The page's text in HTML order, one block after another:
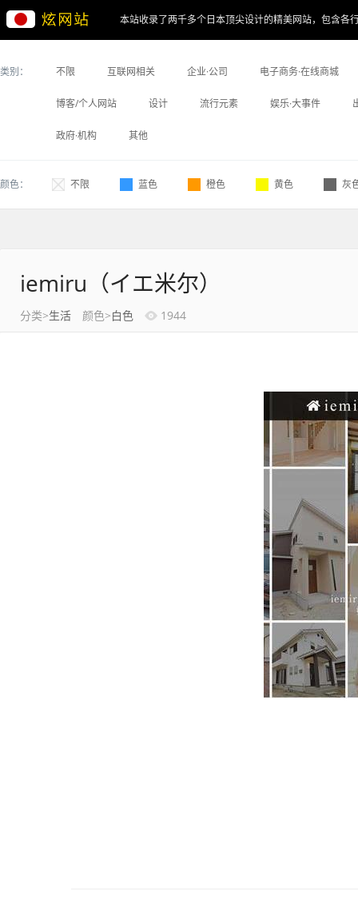
本站收录了两千多个日本顶尖设计的精美网站，包含各
类别： 不限 互联网相关 企业·公司 电子商务·在线商城
博客/个人网站 设计 流行元素 娱乐·大事件
政府·机构 其他
颜色： 不限 蓝色 橙色 黄色 灰
iemiru（イエ米尔）
分类>生活 颜色>白色 1944